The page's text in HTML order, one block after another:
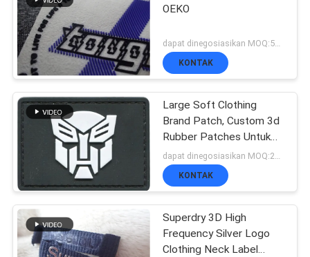
BERITA
SEMUA
KASUS
VR
SHOW
SITEMAP
OEKO
dapat dinegosiasikan MOQ:500 pcs
KONTAK
Large Soft Clothing
Brand Patch, Custom 3d
Rubber Patches Untuk
Boots
dapat dinegosiasikan MOQ:200 PC
KONTAK
Superdry 3D High
Frequency Silver Logo
Clothing Neck Label